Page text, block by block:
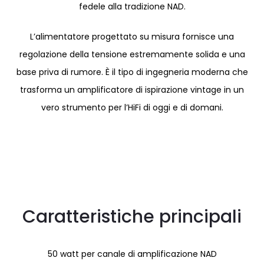
fedele alla tradizione NAD.
L’alimentatore progettato su misura fornisce una
regolazione della tensione estremamente solida e una
base priva di rumore. È il tipo di ingegneria moderna che
trasforma un amplificatore di ispirazione vintage in un
vero strumento per l’HiFi di oggi e di domani.
Caratteristiche principali
50 watt per canale di amplificazione NAD